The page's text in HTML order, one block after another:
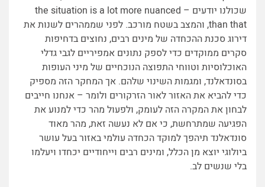
שכולנו יודעים – the situation is a lot more nuanced
than that, והמצב בשטח מורכב. לפני שממהרים לשנות את
דירוג סכנת ההכחדה של מינים רבים, נחוצים בדחיפות
סקרים ממוקדים כדי לספק נתונים אמפיריים לגבי גדלי
האוכלוסיות וטווחי התפוצה הנוכחיים של מיני העופות
בסונדאלנד, ומגמות השינוי שלהם. אך המחקר הזה מספיק
כדי להביא את האזור לאור הזרקורים ולומר – אנחנו חייבים
לבחון את המקרה הזה לעומק, ולפעול מהר כדי למנוע את
הפגיעה שמתרחשת, כי אם לא נעשה זאת, מהר מאוד
סונדאלנד תיהפך למוקד הכחדה עולמי באזור בעל עושר
ביולוגי יוצא מן הכלל, ומינים רבים וייחודיים יכחדו ויעלמו
בלי שנשים לב.